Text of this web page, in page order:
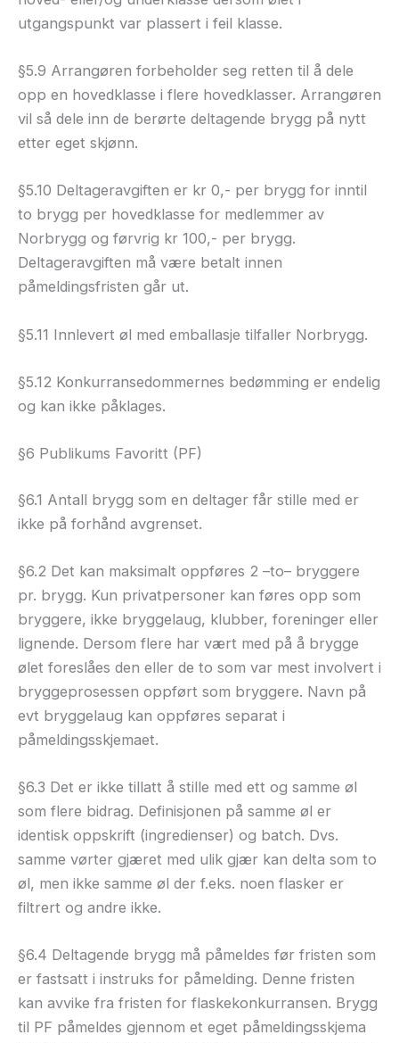
utgangspunkt var plassert i feil klasse.
§5.9 Arrangøren forbeholder seg retten til å dele
opp en hovedklasse i flere hovedklasser. Arrangøren
vil så dele inn de berørte deltagende brygg på nytt
etter eget skjønn.
§5.10 Deltageravgiften er kr 0,- per brygg for inntil
to brygg per hovedklasse for medlemmer av
Norbrygg og førvrig kr 100,- per brygg.
Deltageravgiften må være betalt innen
påmeldingsfristen går ut.
§5.11 Innlevert øl med emballasje tilfaller Norbrygg.
§5.12 Konkurransedommernes bedømming er endelig
og kan ikke påklages.
§6 Publikums Favoritt (PF)
§6.1 Antall brygg som en deltager får stille med er
ikke på forhånd avgrenset.
§6.2 Det kan maksimalt oppføres 2 –to– bryggere
pr. brygg. Kun privatpersoner kan føres opp som
bryggere, ikke bryggelaug, klubber, foreninger eller
lignende. Dersom flere har vært med på å brygge
ølet foreslåes den eller de to som var mest involvert i
bryggeprosessen oppført som bryggere. Navn på
evt bryggelaug kan oppføres separat i
påmeldingsskjemaet.
§6.3 Det er ikke tillatt å stille med ett og samme øl
som flere bidrag. Definisjonen på samme øl er
identisk oppskrift (ingredienser) og batch. Dvs.
samme vørter gjæret med ulik gjær kan delta som to
øl, men ikke samme øl der f.eks. noen flasker er
filtrert og andre ikke.
§6.4 Deltagende brygg må påmeldes før fristen som
er fastsatt i instruks for påmelding. Denne fristen
kan avvike fra fristen for flaskekonkurransen. Brygg
til PF påmeldes gjennom et eget påmeldingsskjema